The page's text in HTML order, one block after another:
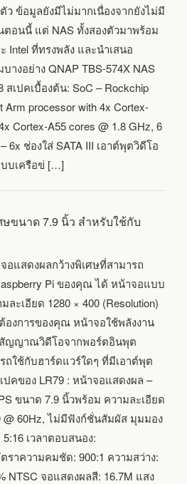
ว ข้อมูลยังมีไม่มากเนื่องจากยังไม่มี
อนนี้ แต่ NAS ทั้งสองตัวมาพร้อม
Intel ที่ทรงพลัง และนำเสนอ
งอย่าง QNAP TBS-574X NAS
สเปคเบื้องต้น: SoC – Rockchip
Arm processor with 4x Cortex-
Cortex-A55 cores @ 1.8 GHz, 6
6x ช่องใส่ SATA III เอาต์พุตวิดีโอ
บบเครือข่ […]
ษขนาด 7.9 นิ้ว สำหรับใช้กับ
แสดงผลกว้างพิเศษที่สามารถ
Pi ของคุณ ได้ หน้าจอแบบ
ะเอียด 1280 × 400 (Resolution)
งการของคุณ หน้าจอใช้พลังงาน
สัญญาณวิดีโอจากพอร์ตอินพุต
ถใช้กับฮาร์ดแวร์ใดๆ ที่มีเอาต์พุต
ปคของ LR79 : หน้าจอแสดงผล –
ขนาด 7.9 นิ้วพร้อม ความละเอียด
@ 60Hz, ไม่มีฟังก์ชั่นสัมผัส มุมมอง
เวลาตอบสนอง:
ราความคมชัด: 900:1 ความสว่าง:
NTSC จอแสดงผลสี: 16.7M แสง